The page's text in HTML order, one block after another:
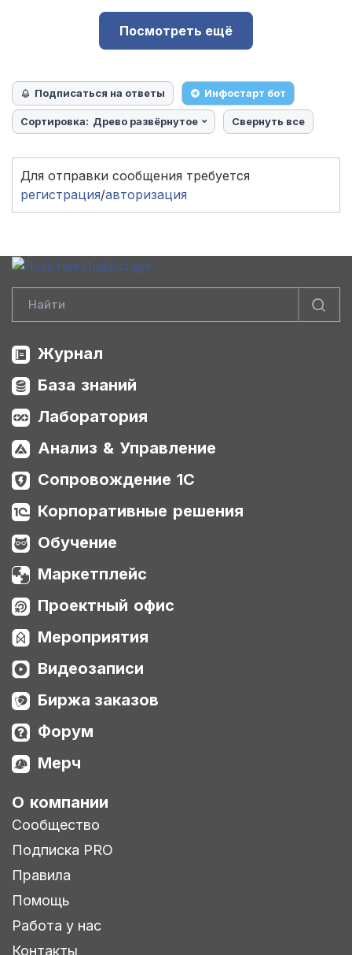
Посмотреть ещё
Подписаться на ответы Инфостарт бот
Сортировка: Древо развёрнутое Свернуть все
Для отправки сообщения требуется
регистрация/авторизация
Журнал
База знаний
Лаборатория
Анализ & Управление
Сопровождение 1С
Корпоративные решения
Обучение
Маркетплейс
Проектный офис
Мероприятия
Видеозаписи
Биржа заказов
Форум
Мерч
О компании
Сообщество
Подписка PRO
Правила
Помощь
Работа у нас
Контакты